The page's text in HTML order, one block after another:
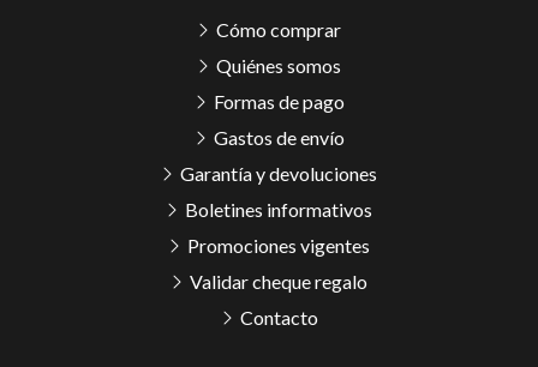
Cómo comprar
Quiénes somos
Formas de pago
Gastos de envío
Garantía y devoluciones
Boletines informativos
Promociones vigentes
Validar cheque regalo
Contacto